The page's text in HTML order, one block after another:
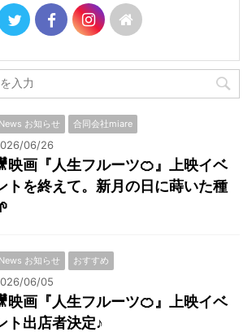
News お知らせ 合同会社miare
06/26
映画『人生フルーツ🍊』上映イベ
トを終えて。新月の日に蒔いた種
News お知らせ おすすめ
06/05
映画『人生フルーツ🍊』上映イベ
ト出店者決定♪